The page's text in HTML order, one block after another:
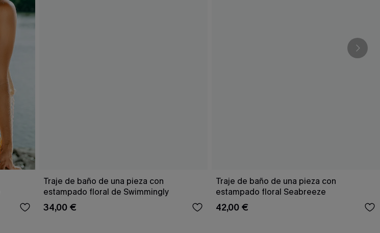
Traje de baño de una pieza con
estampado floral de Swimmingly
34,00 €
Traje de baño de una pieza con
estampado floral Seabreeze
42,00 €